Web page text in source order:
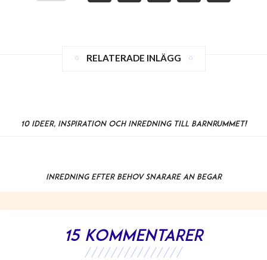
RELATERADE INLÄGG
10 idéer, inspiration och inredning till barnrummet!
Inredning efter behov snarare än begär
15 kommentarer
///////////////